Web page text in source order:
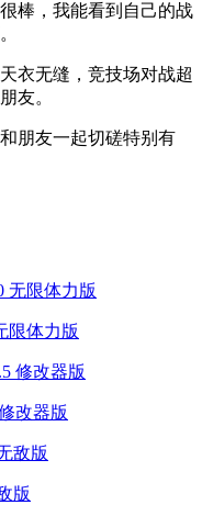
棒，我能看到自己的战
衣无缝，竞技场对战超
友。
朋友一起切磋特别有
限体力版
改器版
版